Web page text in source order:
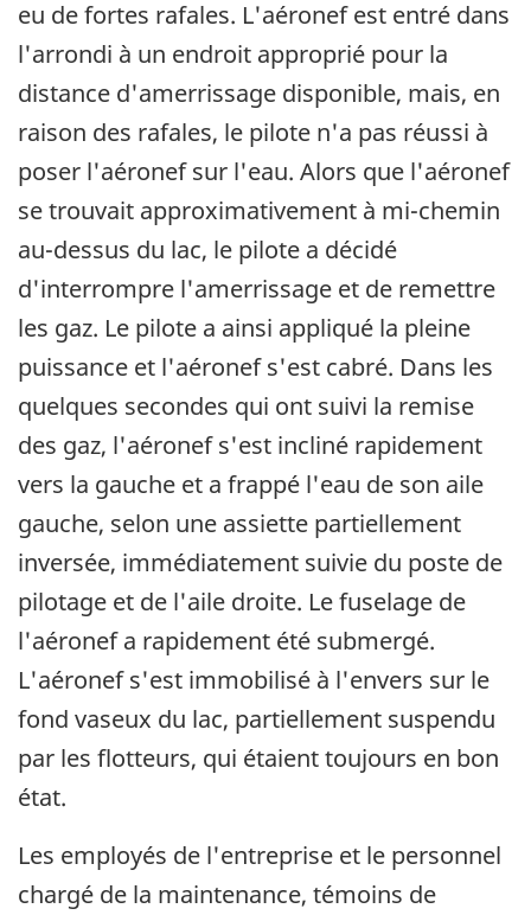
eu de fortes rafales. L'aéronef est entré dans
l'arrondi à un endroit approprié pour la
distance d'amerrissage disponible, mais, en
raison des rafales, le pilote n'a pas réussi à
poser l'aéronef sur l'eau. Alors que l'aéronef
se trouvait approximativement à mi-chemin
au-dessus du lac, le pilote a décidé
d'interrompre l'amerrissage et de remettre
les gaz. Le pilote a ainsi appliqué la pleine
puissance et l'aéronef s'est cabré. Dans les
quelques secondes qui ont suivi la remise
des gaz, l'aéronef s'est incliné rapidement
vers la gauche et a frappé l'eau de son aile
gauche, selon une assiette partiellement
inversée, immédiatement suivie du poste de
pilotage et de l'aile droite. Le fuselage de
l'aéronef a rapidement été submergé.
L'aéronef s'est immobilisé à l'envers sur le
fond vaseux du lac, partiellement suspendu
par les flotteurs, qui étaient toujours en bon
état.
Les employés de l'entreprise et le personnel
chargé de la maintenance, témoins de